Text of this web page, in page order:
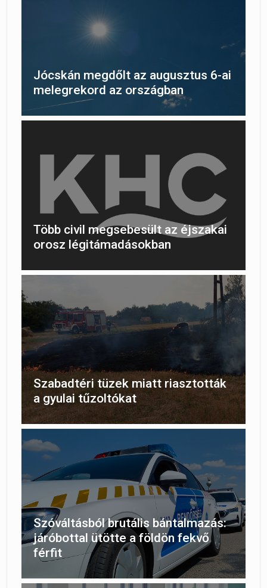
Jócskán megdőlt az augusztus 6-ai
melegrekord az országban
Több civil megsebesült az éjszakai
orosz légitámadásokban
Szabadtéri tüzek miatt riasztották
a gyulai tűzoltókat
Szóváltásból brutális bántalmazás:
járóbottal ütötte a földön fekvő
férfit